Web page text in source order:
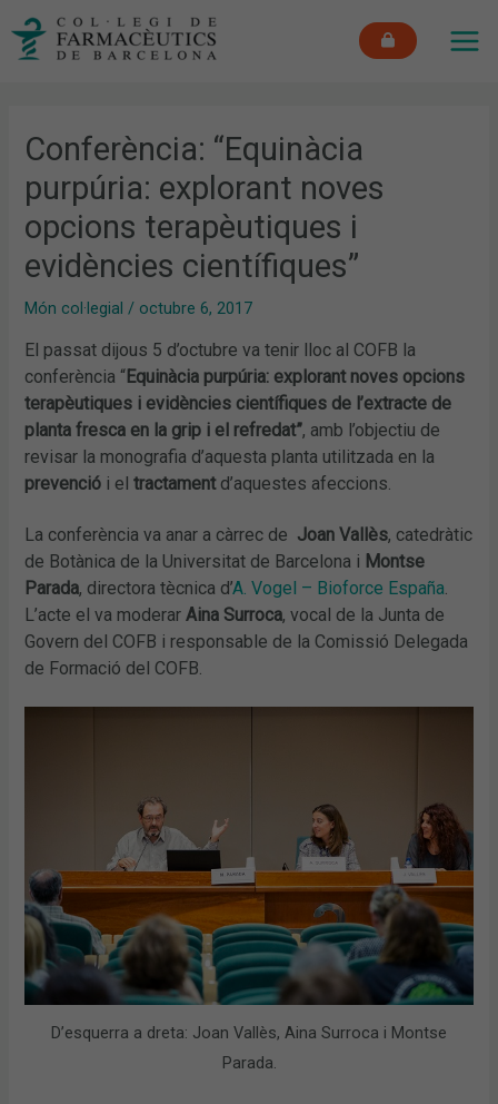
Conferència: “Equinàcia
purpúria: explorant noves
opcions terapèutiques i
evidències científiques”
Món col·legial / octubre 6, 2017
El passat dijous 5 d’octubre va tenir lloc al COFB la
conferència “ Equinàcia purpúria: explorant noves opcions
terapèutiques i evidències científiques de l’extracte de
planta fresca en la grip i el refredat”, amb l’objectiu de
revisar la monografia d’aquesta planta utilitzada en la
prevenció i eltractament d’aquestes afeccions.
La conferència va anar a càrrec de Joan Vallès, catedràtic
de Botànica de la Universitat de Barcelona i Montse
Parada, directora tècnica d’A. Vogel – Bioforce España
L’acte el va moderarAina Surroca, vocal de la Junta de
Govern del COFB i responsable de la Comissió Delegada
de Formació del COFB.
D’esquerra a dreta: Joan Vallès, Aina Surroca i Montse
Parada.